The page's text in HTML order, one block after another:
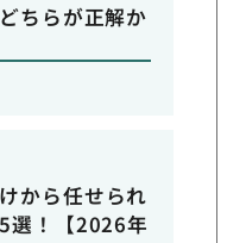
ちらが正解か
から任せられ
選！【2026年